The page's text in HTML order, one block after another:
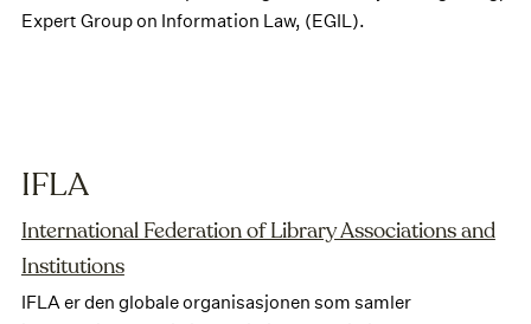
Expert Group on Information Law, (EGIL).
IFLA
International Federation of Library Associations and
Institutions
IFLA er den globale organisasjonen som samler